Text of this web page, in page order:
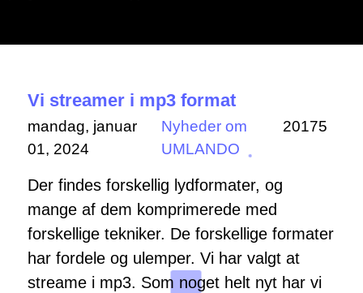
Vi streamer i mp3 format
mandag, januar
01, 2024
Nyheder om
UMLANDO
20175
Der findes forskellig lydformater, og
mange af dem komprimerede med
forskellige tekniker. De forskellige formater
har fordele og ulemper. Vi har valgt at
streame i mp3. Som noget helt nyt har vi